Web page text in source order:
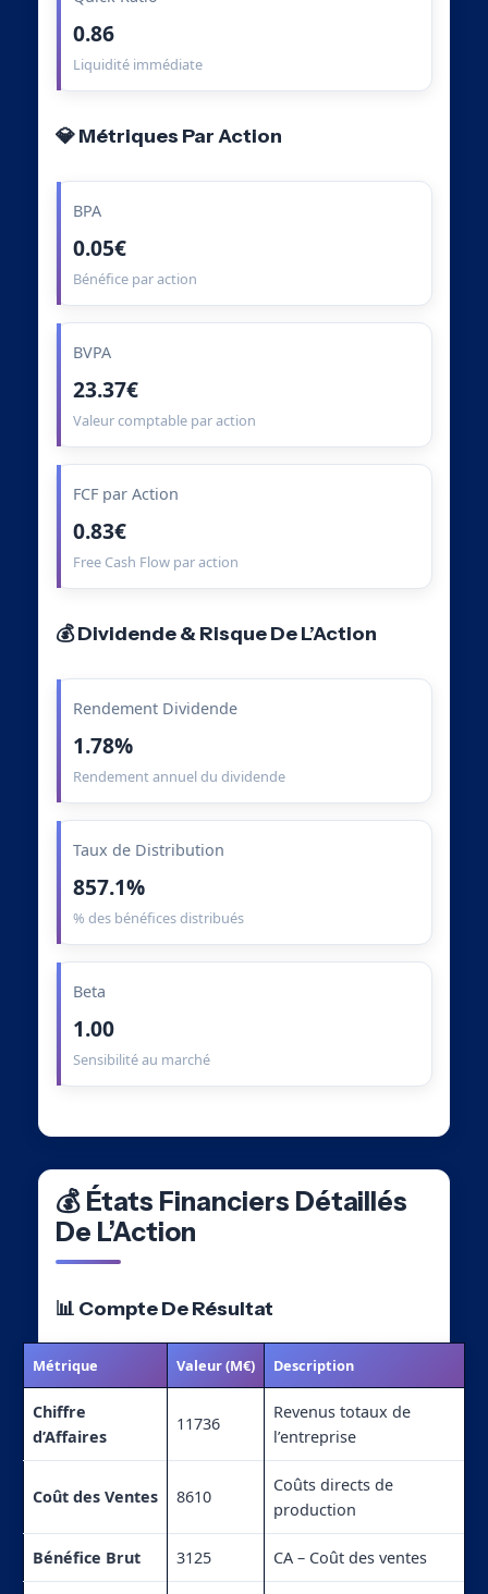
0.86
Liquidité immédiate
💎 Métriques Par Action
BPA
0.05€
Bénéfice par action
BVPA
23.37€
Valeur comptable par action
FCF par Action
0.83€
Free Cash Flow par action
💰 Dividende & Risque De L’Action
Rendement Dividende
1.78%
Rendement annuel du dividende
Taux de Distribution
857.1%
% des bénéfices distribués
Beta
1.00
Sensibilité au marché
💰 États Financiers Détaillés
De L’Action
📊 Compte De Résultat
Métrique Valeur (M€) Description
Chiffre
d’Affaires
11736
Revenus totaux de
l’entreprise
Coût des Ventes 8610
Coûts directs de
production
Bénéfice Brut 3125 CA – Coût des ventes